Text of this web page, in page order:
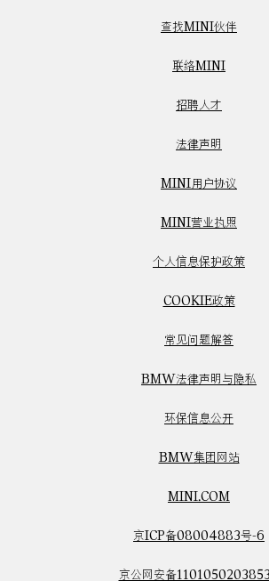
查找MINI伙伴
联络MINI
招聘人才
法律声明
MINI用户协议
MINI营业执照
个人信息保护政策
COOKIE政策
常见问题解答
BMW法律声明与隐私
环保信息公开
BMW集团网站
MINI.COM
京ICP备08004883号-6
京公网安备